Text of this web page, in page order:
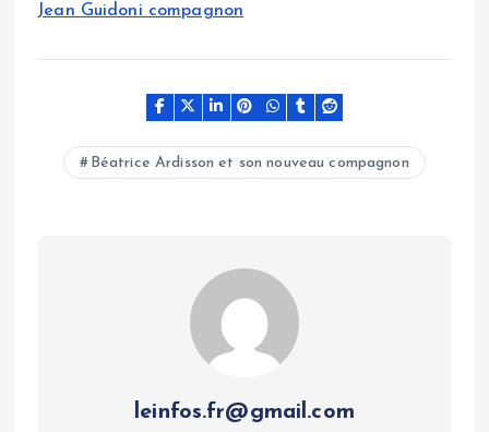
Jean Guidoni compagnon
Béatrice Ardisson et son nouveau compagnon
leinfos.fr@gmail.com